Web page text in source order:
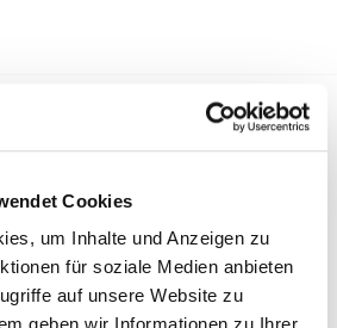
Cookies
um Inhalte und Anzeigen zu
für soziale Medien anbieten
auf unsere Website zu
included system-guided posting to
that the correct cadence is
exclusively with a unique 5-